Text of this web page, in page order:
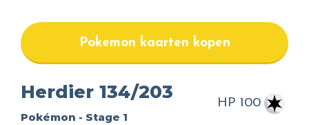
Pokemon kaarten kopen
Herdier 134/203
Pokémon - Stage 1
HP 100